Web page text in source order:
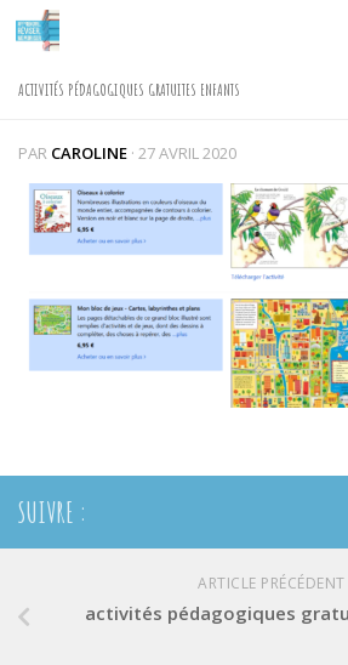
Skip to content
ACTIVITÉS PÉDAGOGIQUES GRATUITES ENFANTS
PAR CAROLINE · 27 AVRIL 2020
SUIVRE :
ARTICLE PRÉCÉDENT
activités pédagogiques